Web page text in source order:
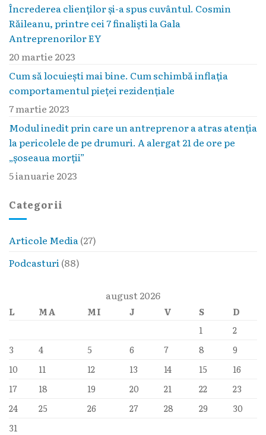
Încrederea clienților și-a spus cuvântul. Cosmin
Răileanu, printre cei 7 finaliști la Gala
Antreprenorilor EY
20 martie 2023
Cum să locuieşti mai bine. Cum schimbă inflaţia
comportamentul pieţei rezidenţiale
7 martie 2023
Modul inedit prin care un antreprenor a atras atenția
la pericolele de pe drumuri. A alergat 21 de ore pe
„șoseaua morții”
5 ianuarie 2023
Categorii
Articole Media(27)
Podcasturi(88)
august 2026
L MA MI J V S
D
1
2
3
4 5 6 7 8
9
10
11 12 13 14 15
16
17
18 19 20 21 22
23
24
25 26 27 28 29
30
31